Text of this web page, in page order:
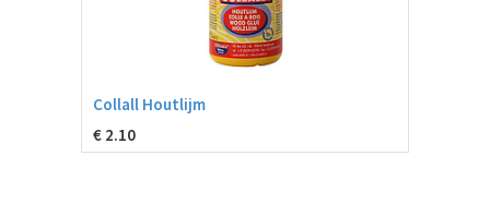
Collall Houtlijm
€ 2.10